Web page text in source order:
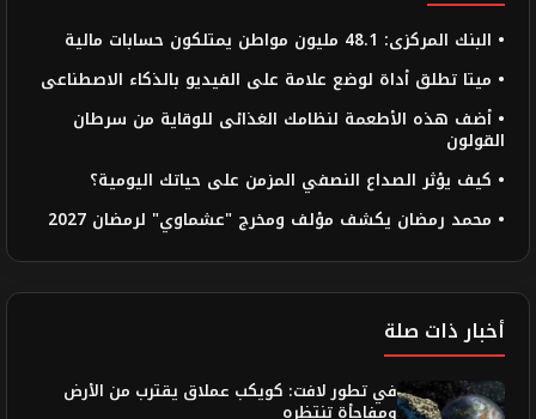
• البنك المركزى: 48.1 مليون مواطن يمتلكون حسابات مالية
• ميتا تطلق أداة لوضع علامة على الفيديو بالذكاء الاصطناعى
• أضف هذه الأطعمة لنظامك الغذائى للوقاية من سرطان
القولون
• كيف يؤثر الصداع النصفي المزمن على حياتك اليومية؟
• محمد رمضان يكشف مؤلف ومخرج "عشماوي" لرمضان 2027
أخبار ذات صلة
في تطور لافت: كويكب عملاق يقترب من الأرض
ومفاجأة تنتظره